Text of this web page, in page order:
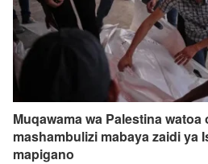
Muqawama wa Palestina watoa
mashambulizi mabaya zaidi ya
mapigano